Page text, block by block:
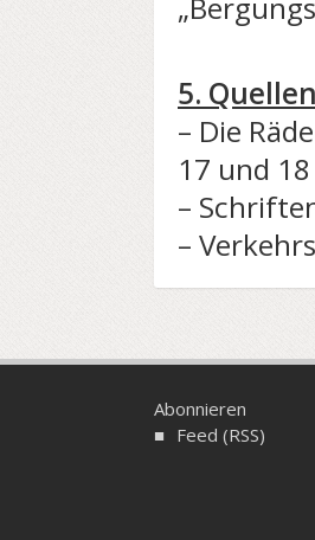
5. Quellen
– Die
17 und 18
–
–
Abonnieren
Feed (RSS)